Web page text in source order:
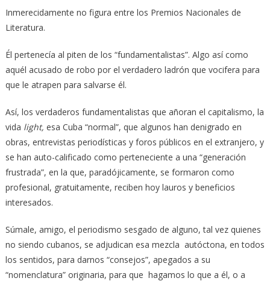
Inmerecidamente no figura entre los Premios Nacionales de
Literatura.
Él pertenecía al piten de los “fundamentalistas”. Algo así como
aquél acusado de robo por el verdadero ladrón que vocifera para
que le atrapen para salvarse él.
Así, los verdaderos fundamentalistas que añoran el capitalismo, la
vida light, esa Cuba “normal”, que algunos han denigrado en
obras, entrevistas periodísticas y foros públicos en el extranjero, y
se han auto-calificado como perteneciente a una “generación
frustrada”, en la que, paradójicamente, se formaron como
profesional, gratuitamente, reciben hoy lauros y beneficios
interesados.
Súmale, amigo, el periodismo sesgado de alguno, tal vez quienes
no siendo cubanos, se adjudican esa mezcla autóctona, en todos
los sentidos, para darnos “consejos”, apegados a su
“nomenclatura” originaria, para que hagamos lo que a él, o a